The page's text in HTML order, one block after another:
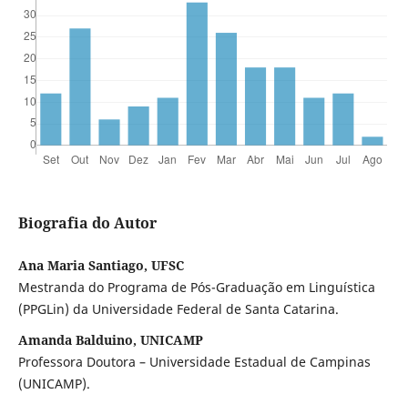
Biografia do Autor
Ana Maria Santiago, UFSC
Mestranda do Programa de Pós-Graduação em Linguística
(PPGLin) da Universidade Federal de Santa Catarina.
Amanda Balduino, UNICAMP
Professora Doutora – Universidade Estadual de Campinas
(UNICAMP).